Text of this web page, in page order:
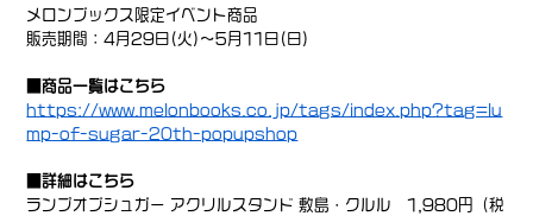
メロンブックス限定イベント商品
販売期間：4月29日(火)～5月11日(日)
■商品一覧はこちら
https://www.melonbooks.co.jp/tags/index.php?tag=lu
mp-of-sugar-20th-popupshop
■詳細はこちら
ランプオブシュガー アクリルスタンド 敷島・クルル 1,980円（税